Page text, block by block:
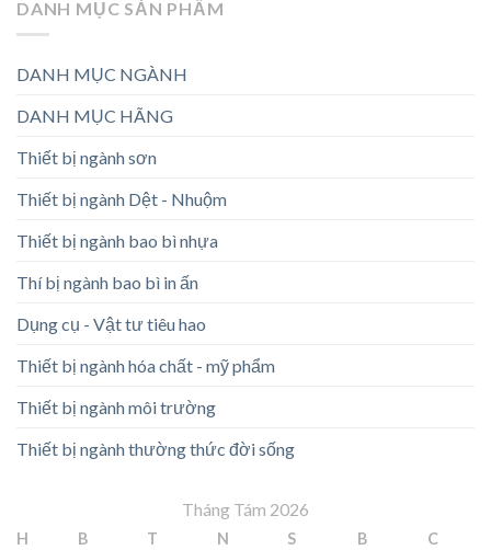
DANH MỤC SẢN PHẨM
DANH MỤC NGÀNH
DANH MỤC HÃNG
Thiết bị ngành sơn
Thiết bị ngành Dệt - Nhuộm
Thiết bị ngành bao bì nhựa
Thí bị ngành bao bì in ấn
Dụng cụ - Vật tư tiêu hao
Thiết bị ngành hóa chất - mỹ phẩm
Thiết bị ngành môi trường
Thiết bị ngành thường thức đời sống
Tháng Tám 2026
H B T N S B C